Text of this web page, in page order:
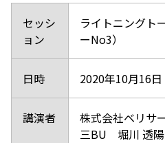
セッシ
ョン
ライトニングト
ーNo3）
日時 2020年10月16
講演者
株式会社ベリ
三BU 堀川 透陽